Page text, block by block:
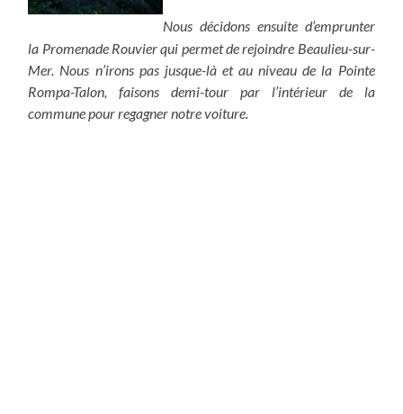
Nous décidons ensuite d’emprunter
la Promenade Rouvier qui permet de rejoindre Beaulieu-sur-
Mer. Nous n’irons pas jusque-là et au niveau de la Pointe
Rompa-Talon, faisons demi-tour par l’intérieur de la
commune pour regagner notre voiture.